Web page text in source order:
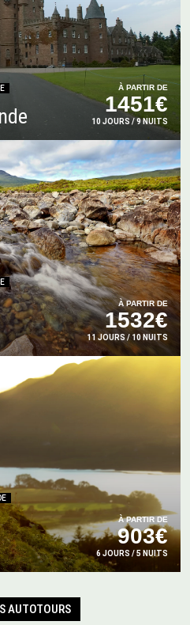
À PARTIR DE
1451€
10 JOURS / 9 NUITS
À PARTIR DE
1532€
11 JOURS / 10 NUITS
À PARTIR DE
903€
6 JOURS / 5 NUITS
AUTOTOURS